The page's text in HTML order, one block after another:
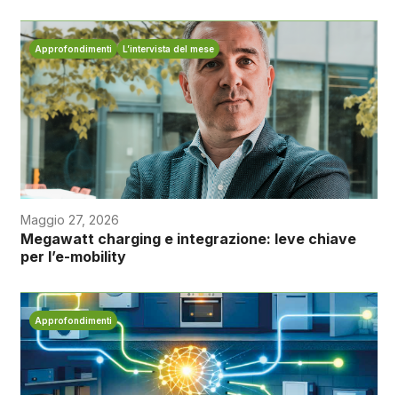
Approfondimenti L’intervista del mese
Maggio 27, 2026
Megawatt charging e integrazione: leve chiave
per l’e-mobility
Approfondimenti